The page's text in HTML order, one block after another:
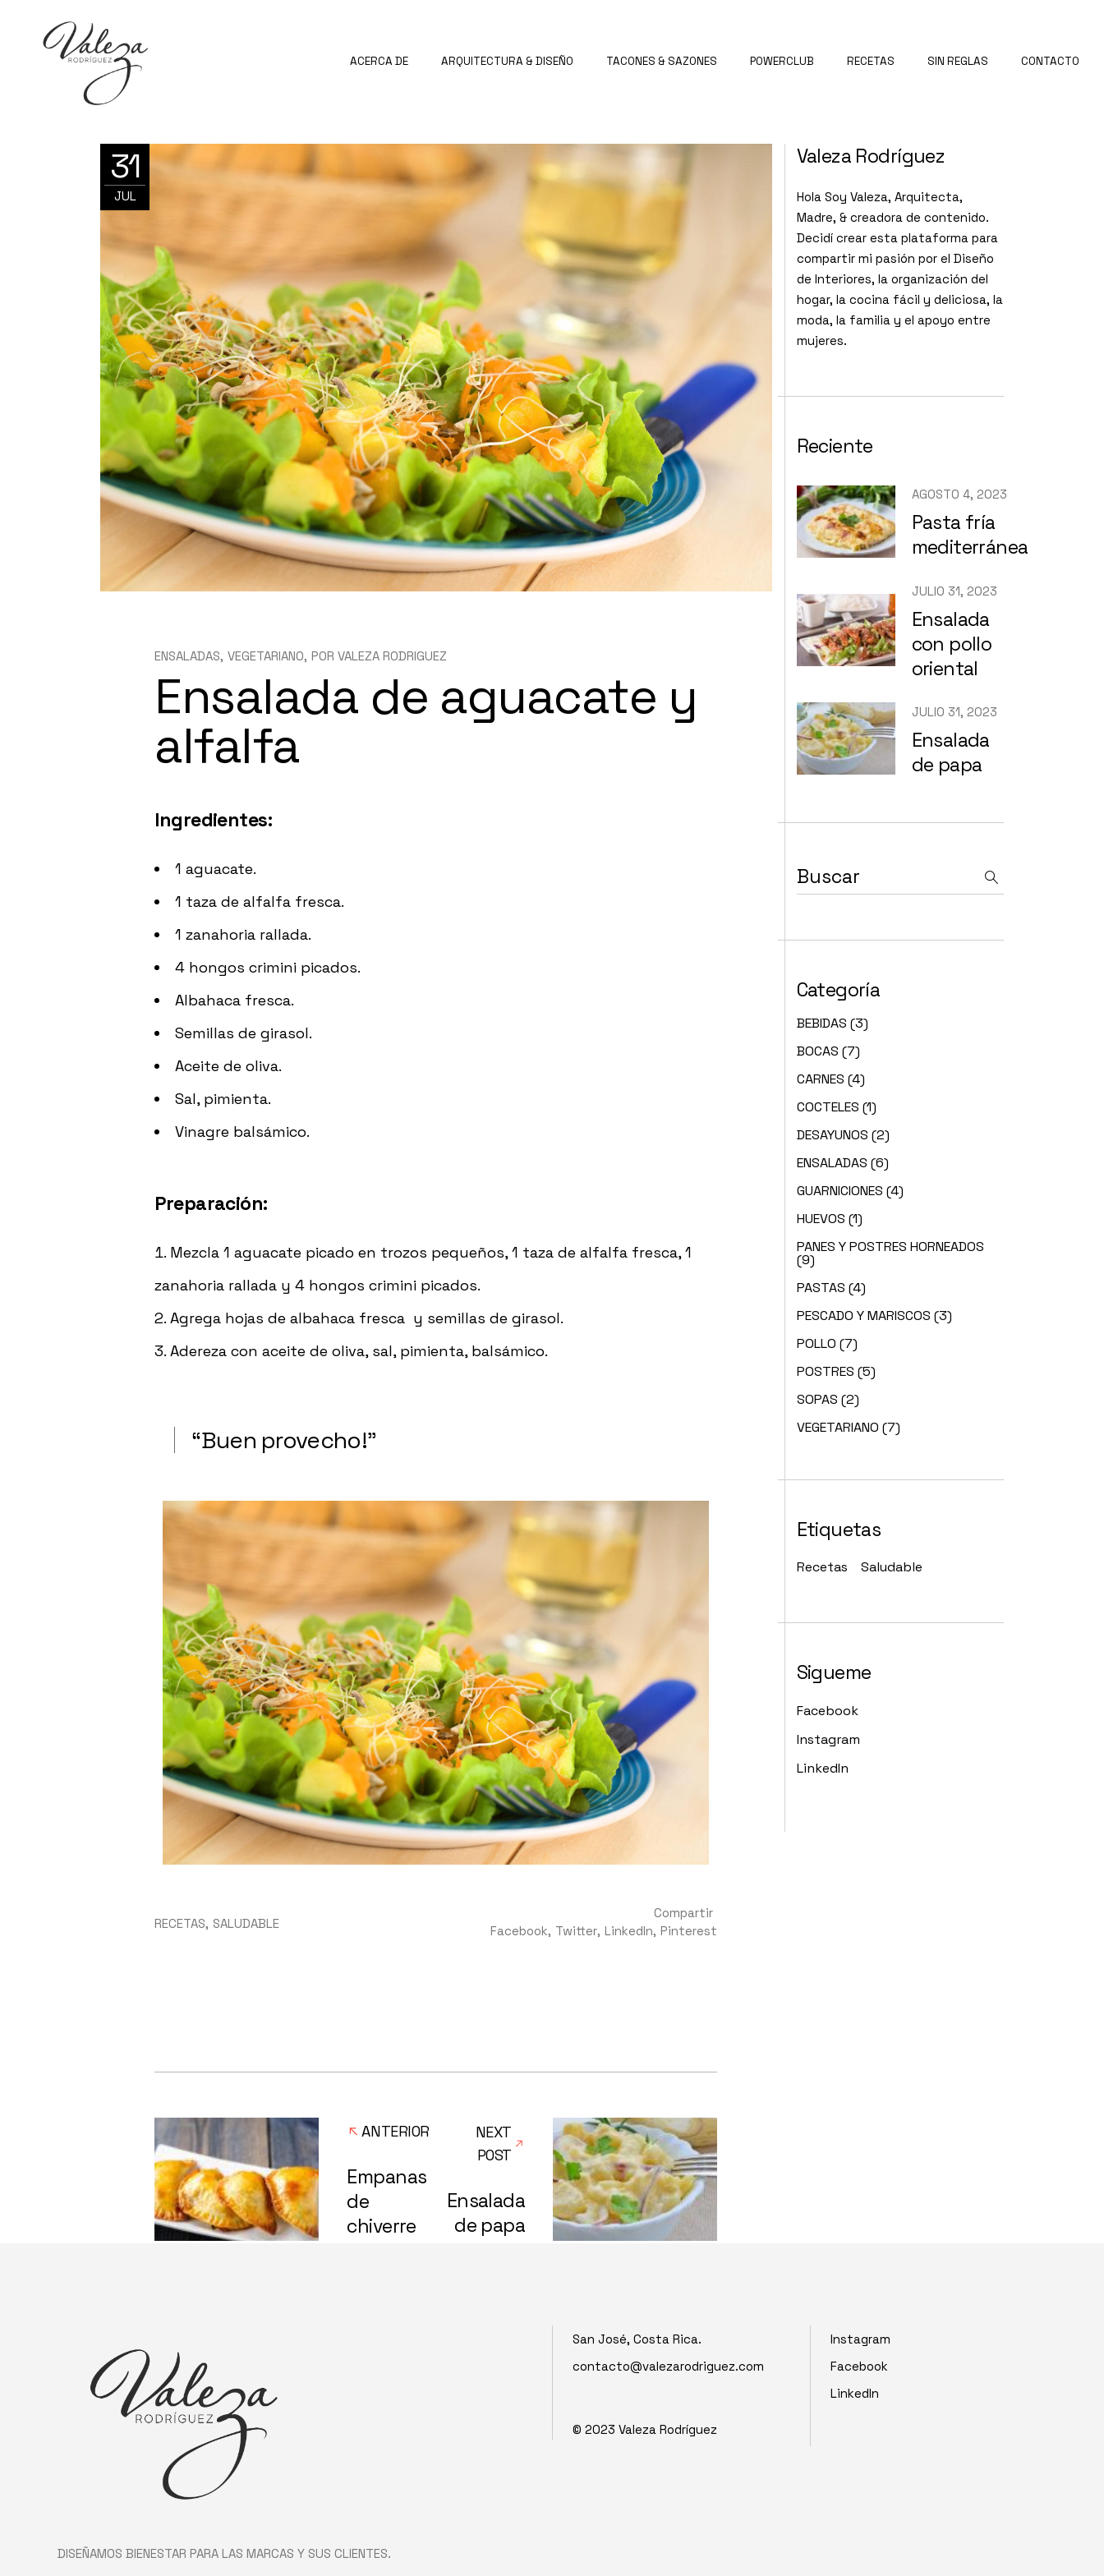
ACERCA DE ARQUITECTURA & DISEÑO TACONES & SAZONES POWERCLUB RECETAS SIN REGLAS CONTACTO
31
JUL
ENSALADAS VEGETARIANO POR VALEZA RODRIGUEZ
Ensalada de aguacate y
alfalfa
Ingredientes:
1 aguacate.
1 taza de alfalfa fresca.
1 zanahoria rallada.
4 hongos crimini picados.
Albahaca fresca.
Semillas de girasol.
Aceite de oliva.
Sal, pimienta.
Vinagre balsámico.
Preparación:
Mezcla 1 aguacate picado en trozos pequeños, 1 taza de alfalfa fresca, 1
zanahoria rallada y 4 hongos crimini picados.
Agrega hojas de albahaca fresca y semillas de girasol.
Adereza con aceite de oliva, sal, pimienta, balsámico.
“Buen provecho!”
RECETAS SALUDABLE
Compartir
Facebook Twitter LinkedIn Pinterest
ANTERIOR
Empanas
de
chiverre
NEXT
POST
Ensalada
de papa
Valeza Rodríguez
Hola Soy Valeza, Arquitecta,
Madre, & creadora de contenido.
Decidí crear esta plataforma para
compartir mi pasión por el Diseño
de Interiores, la organización del
hogar, la cocina fácil y deliciosa, la
moda, la familia y el apoyo entre
mujeres.
Reciente
AGOSTO 4, 2023
Pasta fría
mediterránea
JULIO 31, 2023
Ensalada
con pollo
oriental
JULIO 31, 2023
Ensalada
de papa
Categoría
BEBIDAS (3)
BOCAS (7)
CARNES (4)
COCTELES (1)
DESAYUNOS (2)
ENSALADAS (6)
GUARNICIONES (4)
HUEVOS (1)
PANES Y POSTRES HORNEADOS
(9)
PASTAS (4)
PESCADO Y MARISCOS (3)
POLLO (7)
POSTRES (5)
SOPAS (2)
VEGETARIANO (7)
Etiquetas
Recetas Saludable
Sigueme
Facebook
Instagram
LinkedIn
DISEÑAMOS BIENESTAR PARA LAS MARCAS Y SUS CLIENTES.
San José, Costa Rica.
contacto@valezarodriguez.com
© 2023 Valeza Rodríguez
Instagram
Facebook
LinkedIn